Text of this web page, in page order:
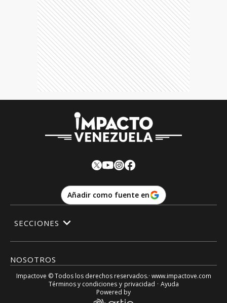
Añadir como fuente en
NOSOTROS
SECCIONES
Impactove © Todos los derechos reservados.· www.impactove.com
Términos y condiciones y privacidad · Ayuda
Powered by